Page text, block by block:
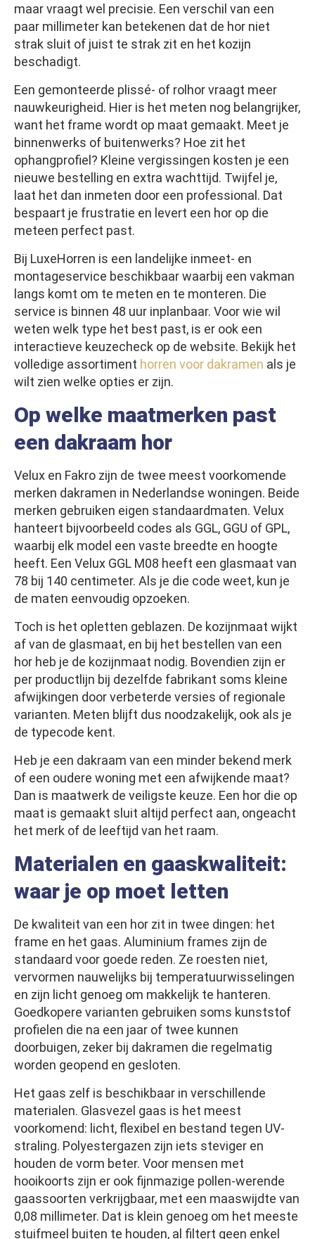
maar vraagt wel precisie. Een verschil van een
paar millimeter kan betekenen dat de hor niet
strak sluit of juist te strak zit en het kozijn
beschadigt.
Een gemonteerde plissé- of rolhor vraagt meer
nauwkeurigheid. Hier is het meten nog belangrijker,
want het frame wordt op maat gemaakt. Meet je
binnenwerks of buitenwerks? Hoe zit het
ophangprofiel? Kleine vergissingen kosten je een
nieuwe bestelling en extra wachttijd. Twijfel je,
laat het dan inmeten door een professional. Dat
bespaart je frustratie en levert een hor op die
meteen perfect past.
Bij LuxeHorren is een landelijke inmeet- en
montageservice beschikbaar waarbij een vakman
langs komt om te meten en te monteren. Die
service is binnen 48 uur inplanbaar. Voor wie wil
weten welk type het best past, is er ook een
interactieve keuzecheck op de website. Bekijk het
volledige assortiment horren voor dakramen als je
wilt zien welke opties er zijn.
Op welke maatmerken past
een dakraam hor
Velux en Fakro zijn de twee meest voorkomende
merken dakramen in Nederlandse woningen. Beide
merken gebruiken eigen standaardmaten. Velux
hanteert bijvoorbeeld codes als GGL, GGU of GPL,
waarbij elk model een vaste breedte en hoogte
heeft. Een Velux GGL M08 heeft een glasmaat van
78 bij 140 centimeter. Als je die code weet, kun je
de maten eenvoudig opzoeken.
Toch is het opletten geblazen. De kozijnmaat wijkt
af van de glasmaat, en bij het bestellen van een
hor heb je de kozijnmaat nodig. Bovendien zijn er
per productlijn bij dezelfde fabrikant soms kleine
afwijkingen door verbeterde versies of regionale
varianten. Meten blijft dus noodzakelijk, ook als je
de typecode kent.
Heb je een dakraam van een minder bekend merk
of een oudere woning met een afwijkende maat?
Dan is maatwerk de veiligste keuze. Een hor die op
maat is gemaakt sluit altijd perfect aan, ongeacht
het merk of de leeftijd van het raam.
Materialen en gaaskwaliteit:
waar je op moet letten
De kwaliteit van een hor zit in twee dingen: het
frame en het gaas. Aluminium frames zijn de
standaard voor goede reden. Ze roesten niet,
vervormen nauwelijks bij temperatuurwisselingen
en zijn licht genoeg om makkelijk te hanteren.
Goedkopere varianten gebruiken soms kunststof
profielen die na een jaar of twee kunnen
doorbuigen, zeker bij dakramen die regelmatig
worden geopend en gesloten.
Het gaas zelf is beschikbaar in verschillende
materialen. Glasvezel gaas is het meest
voorkomend: licht, flexibel en bestand tegen UV-
straling. Polyestergazen zijn iets steviger en
houden de vorm beter. Voor mensen met
hooikoorts zijn er ook fijnmazige pollen-werende
gaassoorten verkrijgbaar, met een maaswijdte van
0,08 millimeter. Dat is klein genoeg om het meeste
stuifmeel buiten te houden, al filtert geen enkel